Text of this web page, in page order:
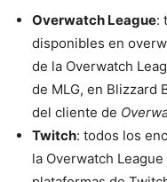
Overwatch League:
disponibles en
de la Overwatch
de MLG, en Blizzard
del cliente de
Twitch: todos los
la Overwatch